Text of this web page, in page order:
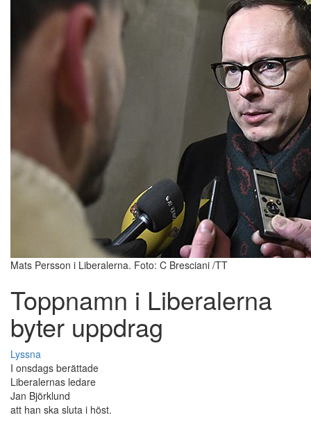
Mats Persson i Liberalerna. Foto: C Bresciani /TT
Toppnamn i Liberalerna
byter uppdrag
Lyssna
I onsdags berättade
Liberalernas ledare
Jan Björklund
att han ska sluta i höst.